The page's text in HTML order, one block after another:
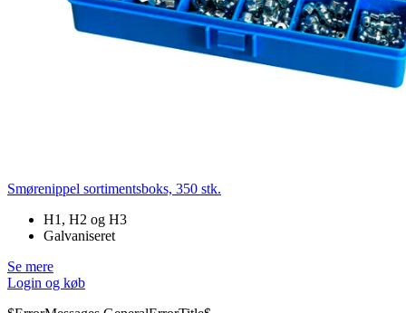
Smørenippel sortimentsboks, 350 stk.
H1, H2 og H3
Galvaniseret
Se mere
Login og køb